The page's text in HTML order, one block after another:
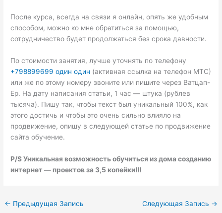
После курса, всегда на связи я онлайн, опять же удобным
способом, можно ко мне обратиться за помощью,
сотрудничество будет продолжаться без срока давности.
По стоимости занятия, лучше уточнять по телефону
+798899699 один один (активная ссылка на телефон МТС)
или же по этому номеру звоните или пишите через Ватцап-
Ер. На дату написания статьи, 1 час — штука (рублев
тысяча). Пишу так, чтобы текст был уникальный 100%, как
этого достичь и чтобы это очень сильно влияло на
продвижение, опишу в следующей статье по продвижение
сайта обучение.
P/S Уникальная возможность обучиться из дома созданию
интернет — проектов за 3,5 копейки!!!
← Предыдущая Запись Следующая Запись →